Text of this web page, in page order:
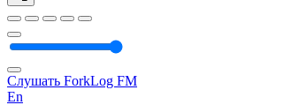
Слушать ForkLog FM
En